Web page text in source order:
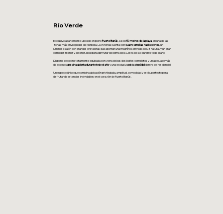
Río Verde
Exclusivo apartamento ubicado en plenoPuerto Banús , a solo50 metros de la playa, en una de las
zonas más privilegiadas de Marbella. La vivienda cuenta concuatro amplias habitaciones , un
luminoso salón con grandes cristaleras que aportan una magnífica entrada de luz natural, y un gran
comedor interior y exterior, ideal para disfrutar del clima de la Costa del Sol durante todo el año.
Dispone de cocina totalmente equipada con zona de bar, dos baños completos y un aseo, además
de acceso apiscina abierta durante todo el añoy una exclusivapista de pádeldentro del residencial.
Un espacio único que combina ubicación privilegiada, amplitud, comodidad y estilo, perfecto para
disfrutar de estancias inolvidables en el corazón de Puerto Banús.